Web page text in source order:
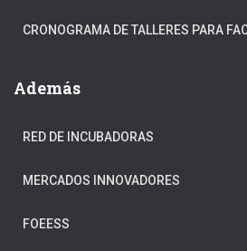
CRONOGRAMA DE TALLERES PARA
Además
RED DE INCUBADORAS
MERCADOS INNOVADORES
FOEESS